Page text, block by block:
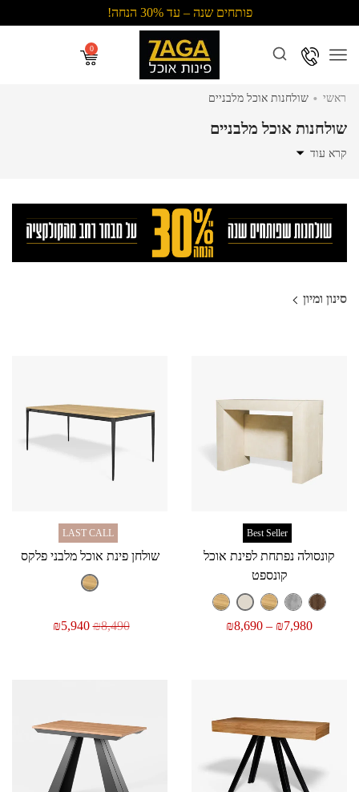
פותחים שנה – עד 30% הנחה!
Menu
ראשי . שולחנות אוכל מלבניים
שולחנות אוכל מלבניים
קרא עוד
סינון ומיון
Best Seller
קונסולה נפתחת לפינת אוכל
קונספט
₪7,980
–
₪8,690
LAST CALL
שולחן פינת אוכל מלבני פלקס
₪8,490
₪5,940